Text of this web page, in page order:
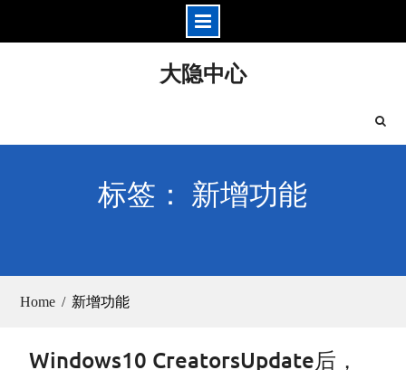
大隐中心
标签： 新增功能
Home 新增功能
Windows10 CreatorsUpdate后，